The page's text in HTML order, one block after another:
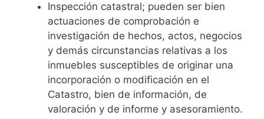
Inspección catastral; pueden ser bien
actuaciones de comprobación e
investigación de hechos, actos, negocios
y demás circunstancias relativas a los
inmuebles susceptibles de originar una
incorporación o modificación en el
Catastro, bien de información, de
valoración y de informe y asesoramiento.